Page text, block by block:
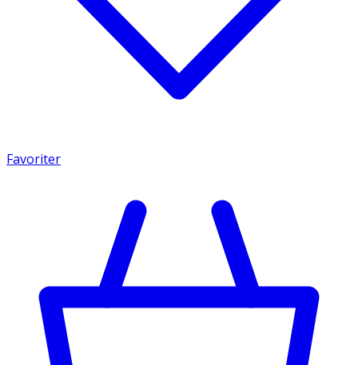
Favoriter